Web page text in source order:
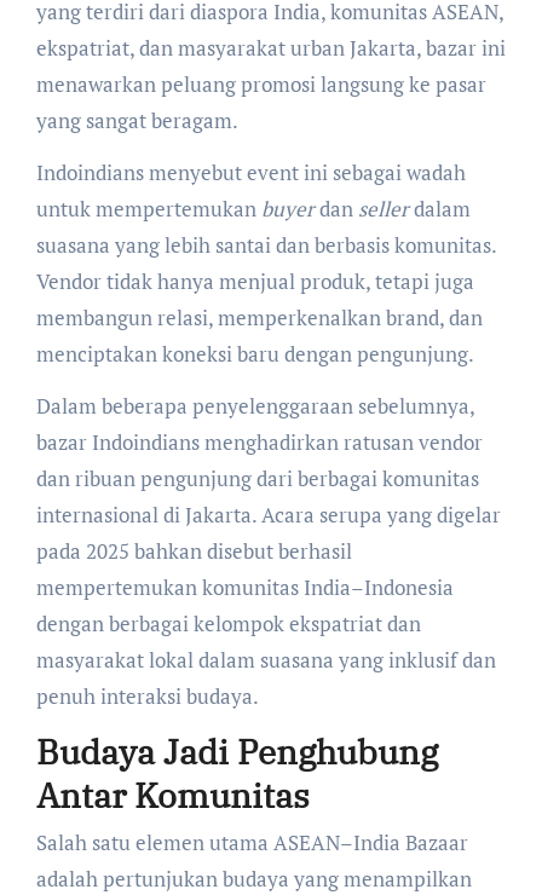
yang terdiri dari diaspora India, komunitas ASEAN,
ekspatriat, dan masyarakat urban Jakarta, bazar ini
menawarkan peluang promosi langsung ke pasar
yang sangat beragam.
Indoindians menyebut event ini sebagai wadah
untuk mempertemukan buyerdan sellerdalam
suasana yang lebih santai dan berbasis komunitas.
Vendor tidak hanya menjual produk, tetapi juga
membangun relasi, memperkenalkan brand, dan
menciptakan koneksi baru dengan pengunjung.
Dalam beberapa penyelenggaraan sebelumnya,
bazar Indoindians menghadirkan ratusan vendor
dan ribuan pengunjung dari berbagai komunitas
internasional di Jakarta. Acara serupa yang digelar
pada 2025 bahkan disebut berhasil
mempertemukan komunitas India–Indonesia
dengan berbagai kelompok ekspatriat dan
masyarakat lokal dalam suasana yang inklusif dan
penuh interaksi budaya.
Budaya Jadi Penghubung
Antar Komunitas
Salah satu elemen utama ASEAN–India Bazaar
adalah pertunjukan budaya yang menampilkan